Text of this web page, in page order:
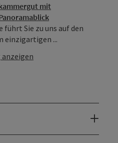
mit
Sie zu uns auf den
einzigartigen ...